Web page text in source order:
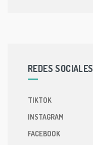
REDES SOCIALES
TIKTOK
INSTAGRAM
FACEBOOK